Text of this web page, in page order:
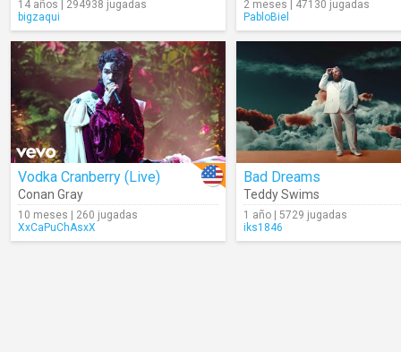
14 años | 294938 jugadas
bigzaqui
2 meses | 47130 jugadas
PabloBiel
Vodka Cranberry (Live)
Conan Gray
10 meses | 260 jugadas
XxCaPuChAsxX
Bad Dreams
Teddy Swims
1 año | 5729 jugadas
iks1846